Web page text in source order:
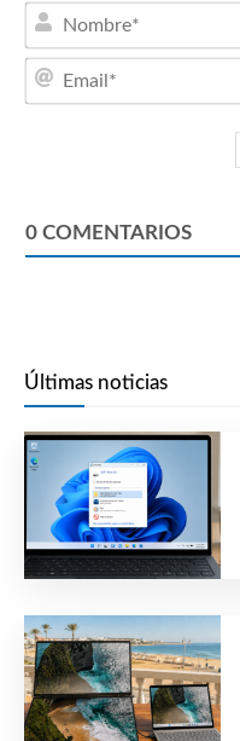
0 COMENTARIOS
Últimas noticias